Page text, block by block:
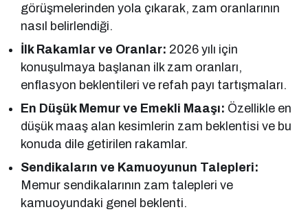
görüşmelerinden yola çıkarak, zam oranlarının
nasıl belirlendiği.
İlk Rakamlar ve Oranlar: 2026 yılı için
konuşulmaya başlanan ilk zam oranları,
enflasyon beklentileri ve refah payı tartışmaları.
En Düşük Memur ve Emekli Maaşı: Özellikle en
düşük maaş alan kesimlerin zam beklentisi ve bu
konuda dile getirilen rakamlar.
Sendikaların ve Kamuoyunun Talepleri:
Memur sendikalarının zam talepleri ve
kamuoyundaki genel beklenti.